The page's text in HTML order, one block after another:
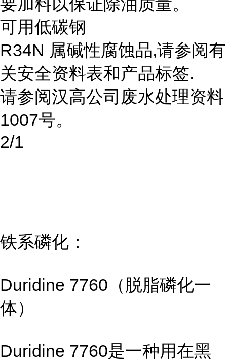
可用低碳钢
R34N 属碱性腐蚀品,请参阅有
关安全资料表和产品标签.
请参阅汉高公司废水处理资料
1007号。
2/1
铁系磷化：
Duridine 7760（脱脂磷化一
体）
Duridine 7760是一种用在黑